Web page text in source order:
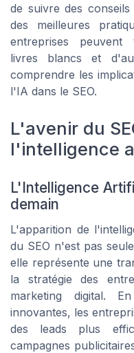
de suivre des
des meilleures
entreprises peuvent
livres blancs et
comprendre les
l'IA dans le SEO.
L'avenir du
l'intelligence
L'Intelligence
demain
L'apparition de
du SEO n'est pas
elle représente une
la stratégie des
marketing digital.
innovantes, les
des leads plus
campagnes